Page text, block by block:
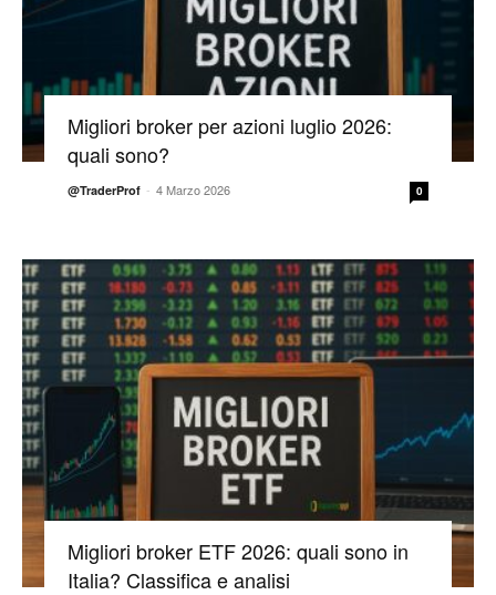
Migliori broker per azioni luglio 2026:
quali sono?
@TraderProf - 4 Marzo 2026 0
Migliori broker ETF 2026: quali sono in
Italia? Classifica e analisi